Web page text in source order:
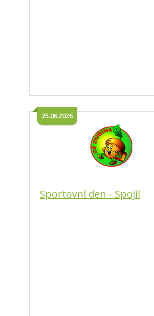
Sportovní den - Spojil
25.06.2026